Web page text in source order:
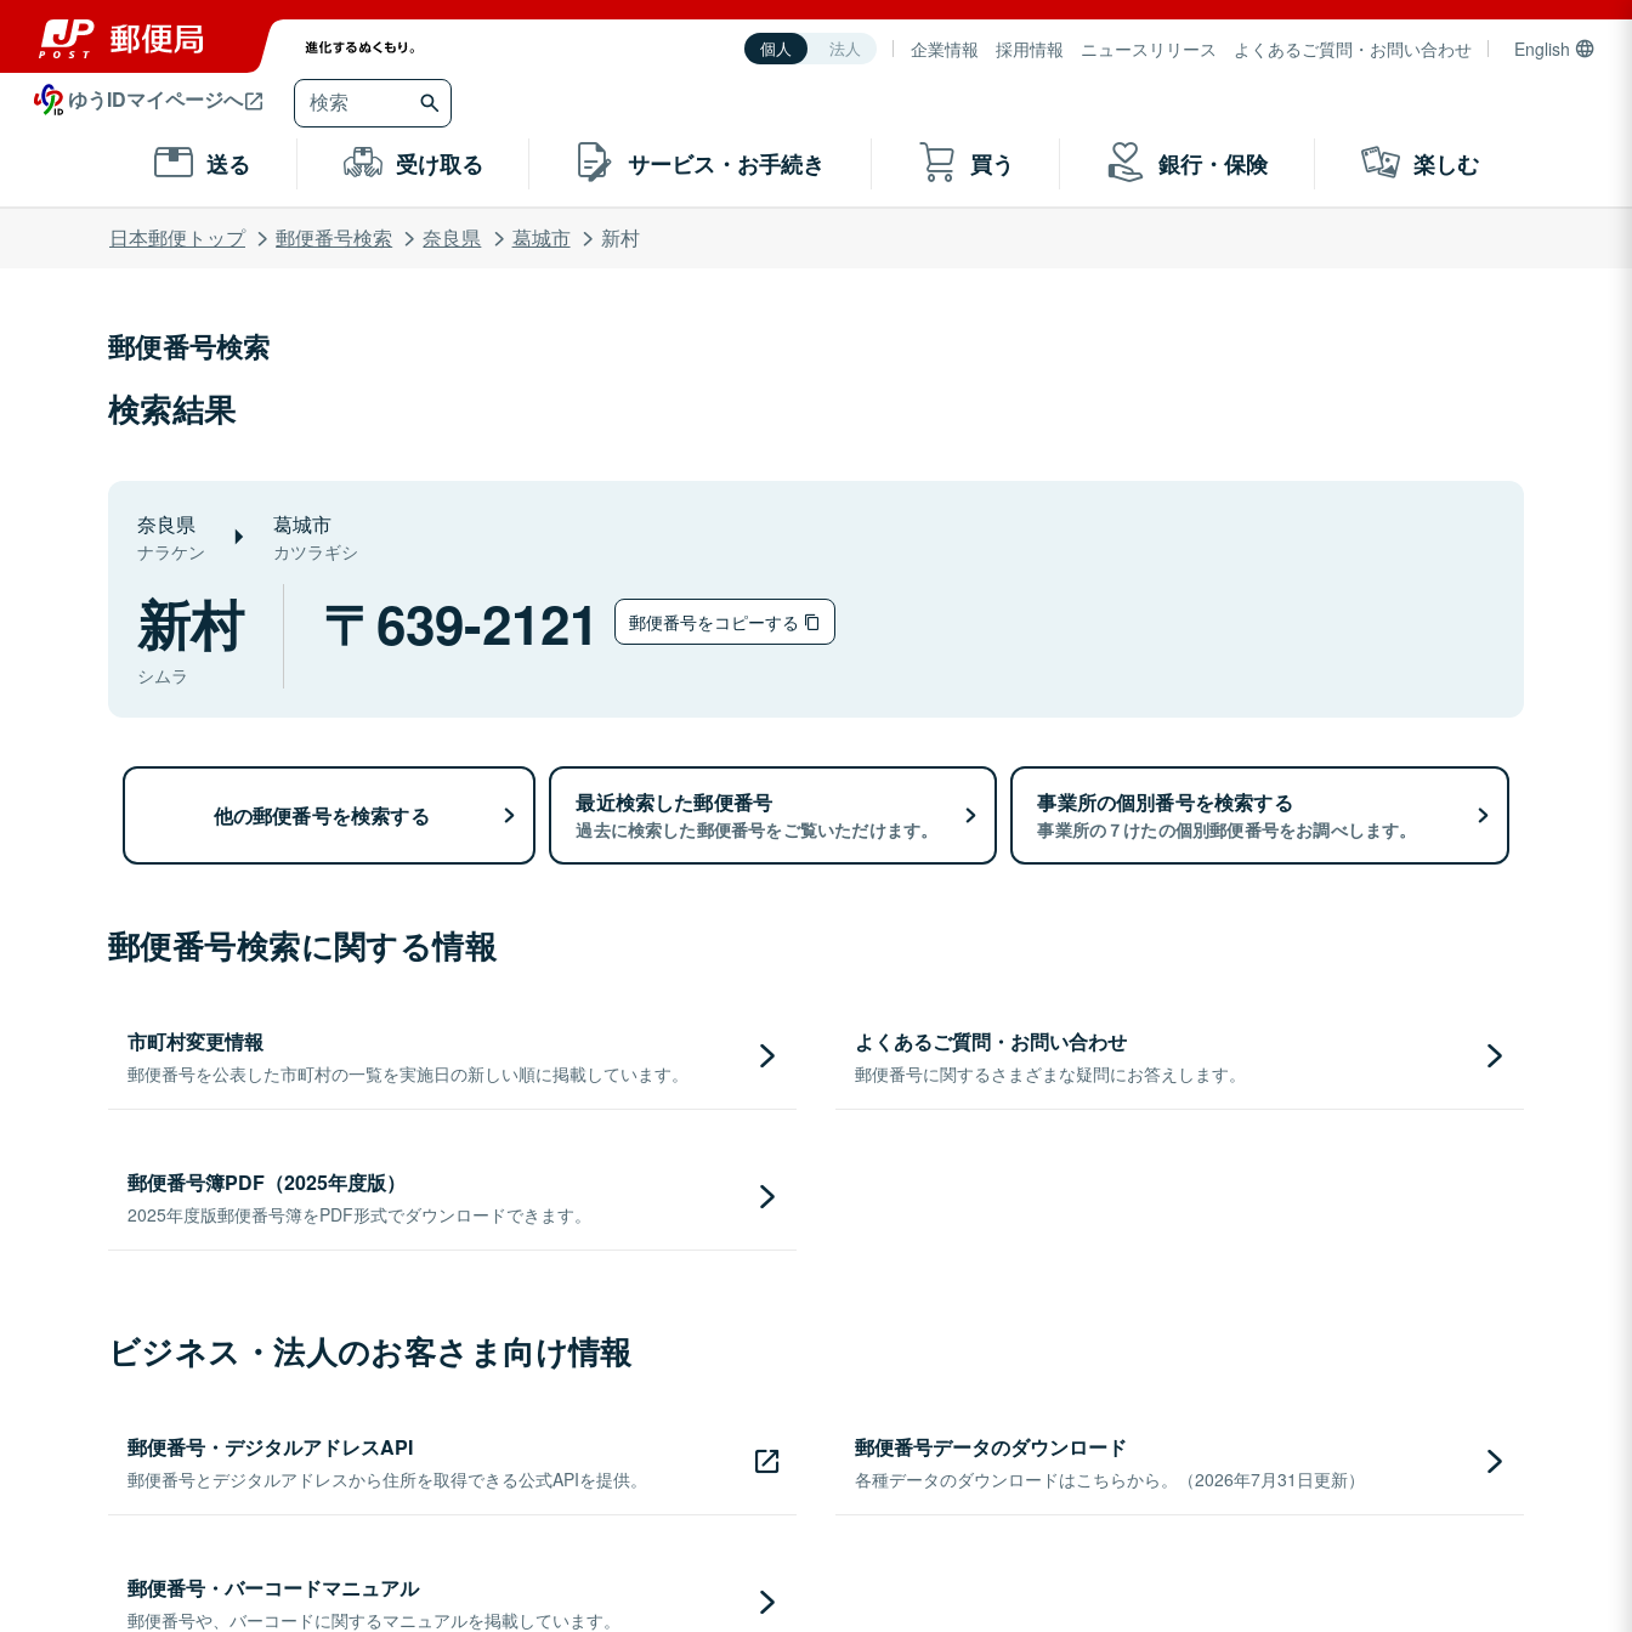
個人 法人 企業情報 採用情報 ニュースリリース よくあるご質問・お問い合わせ English
ゆうIDマイページへ
送る 受け取る サービス・お手続き 買う 銀行・保険 楽しむ
日本郵便トップ 郵便番号検索 奈良県 葛城市 新村
郵便番号検索
検索結果
奈良県
ナラケン
葛城市
カツラギシ
新村
シムラ
639-2121 郵便番号をコピーする
他の郵便番号を検索する 最近検索した郵便番号
過去に検索した郵便番号をご覧いただけます。
事業所の個別番号を検索する
事業所の７けたの個別郵便番号をお調べします。
郵便番号検索に関する情報
市町村変更情報
郵便番号を公表した市町村の一覧を実施日の新しい順に掲載しています。
よくあるご質問・お問い合わせ
郵便番号に関するさまざまな疑問にお答えします。
郵便番号簿PDF（2025年度版）
2025年度版郵便番号簿をPDF形式でダウンロードできます。
ビジネス・法人のお客さま向け情報
郵便番号・デジタルアドレスAPI
郵便番号とデジタルアドレスから住所を取得できる公式APIを提供。
郵便番号データのダウンロード
各種データのダウンロードはこちらから。（2026年7月31日更新）
郵便番号・バーコードマニュアル
郵便番号や、バーコードに関するマニュアルを掲載しています。